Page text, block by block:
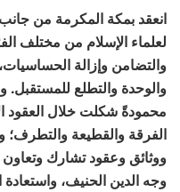
انعقد بمكة المكرمة من
لعلماء الإسلام من مختلف
والتضامن وإزالة
والوحدة والتطلع
محمودةً شكلت خلال العقود
الفرقة والقطيعة والتطرف؛
ووثائق وعقود تشارك
وجه الدين الحنيف،